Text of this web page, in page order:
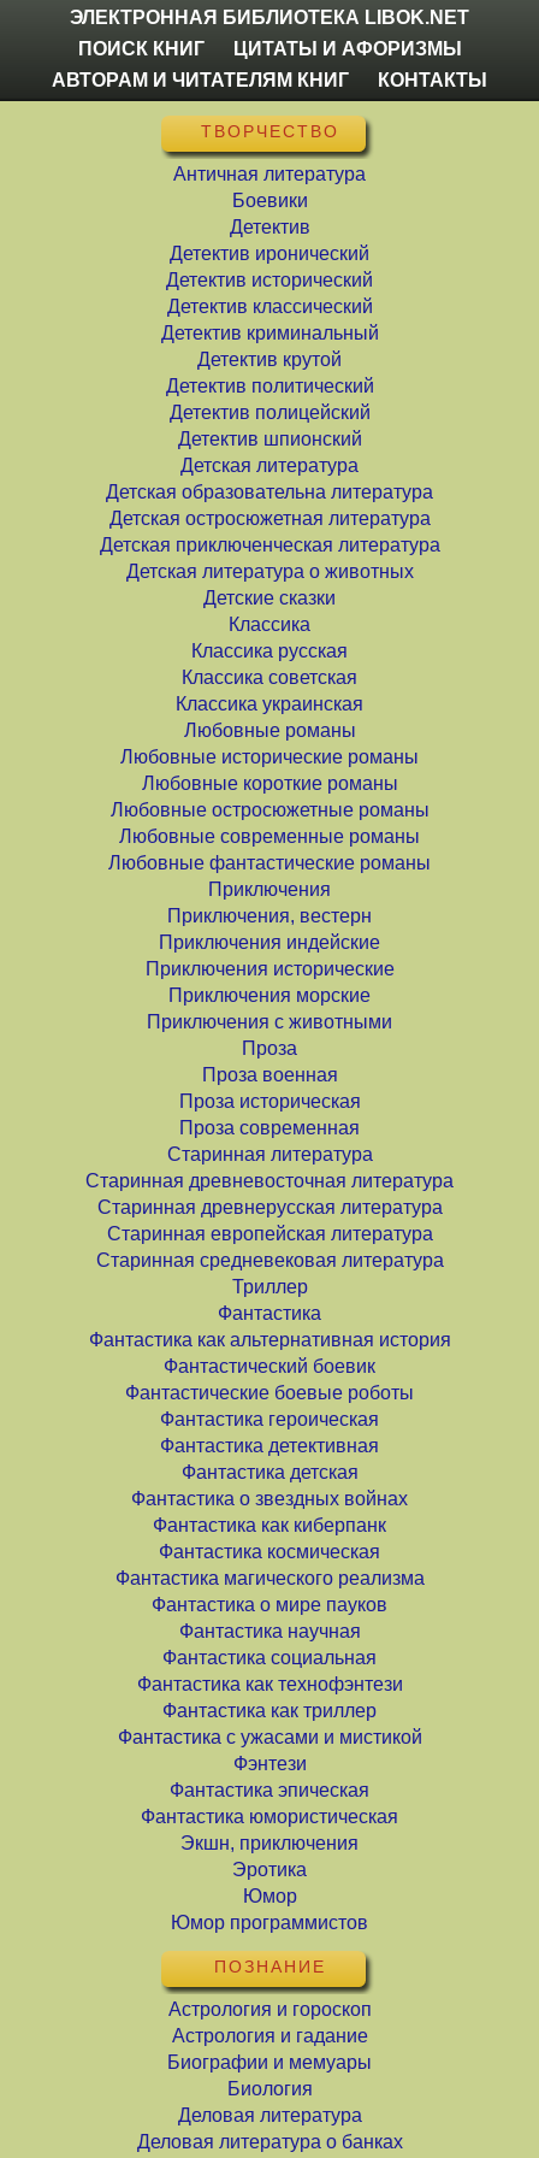
ЭЛЕКТРОННАЯ БИБЛИОТЕКА LIBOK.NET
ПОИСК КНИГ
ЦИТАТЫ И АФОРИЗМЫ
АВТОРАМ И ЧИТАТЕЛЯМ КНИГ
КОНТАКТЫ
ТВОРЧЕСТВО
Античная литература
Боевики
Детектив
Детектив иронический
Детектив исторический
Детектив классический
Детектив криминальный
Детектив крутой
Детектив политический
Детектив полицейский
Детектив шпионский
Детская литература
Детская образовательна литература
Детская остросюжетная литература
Детская приключенческая литература
Детская литература о животных
Детские сказки
Классика
Классика русская
Классика советская
Классика украинская
Любовные романы
Любовные исторические романы
Любовные короткие романы
Любовные остросюжетные романы
Любовные современные романы
Любовные фантастические романы
Приключения
Приключения, вестерн
Приключения индейские
Приключения исторические
Приключения морские
Приключения с животными
Проза
Проза военная
Проза историческая
Проза современная
Старинная литература
Старинная древневосточная литература
Старинная древнерусская литература
Старинная европейская литература
Старинная средневековая литература
Триллер
Фантастика
Фантастика как альтернативная история
Фантастический боевик
Фантастические боевые роботы
Фантастика героическая
Фантастика детективная
Фантастика детская
Фантастика о звездных войнах
Фантастика как киберпанк
Фантастика космическая
Фантастика магического реализма
Фантастика о мире пауков
Фантастика научная
Фантастика социальная
Фантастика как технофэнтези
Фантастика как триллер
Фантастика с ужасами и мистикой
Фэнтези
Фантастика эпическая
Фантастика юмористическая
Экшн, приключения
Эротика
Юмор
Юмор программистов
ПОЗНАНИЕ
Астрология и гороскоп
Астрология и гадание
Биографии и мемуары
Биология
Деловая литература
Деловая литература о банках